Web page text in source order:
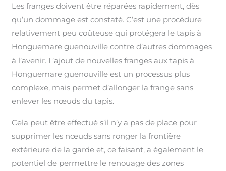
Les franges doivent être réparées rapidement, dès
qu’un dommage est constaté. C’est une procédure
relativement peu coûteuse qui protégera le tapis à
Honguemare guenouville contre d’autres dommages
à l’avenir. L’ajout de nouvelles franges aux tapis à
Honguemare guenouville est un processus plus
complexe, mais permet d’allonger la frange sans
enlever les nœuds du tapis.
Cela peut être effectué s’il n’y a pas de place pour
supprimer les nœuds sans ronger la frontière
extérieure de la garde et, ce faisant, a également le
potentiel de permettre le renouage des zones